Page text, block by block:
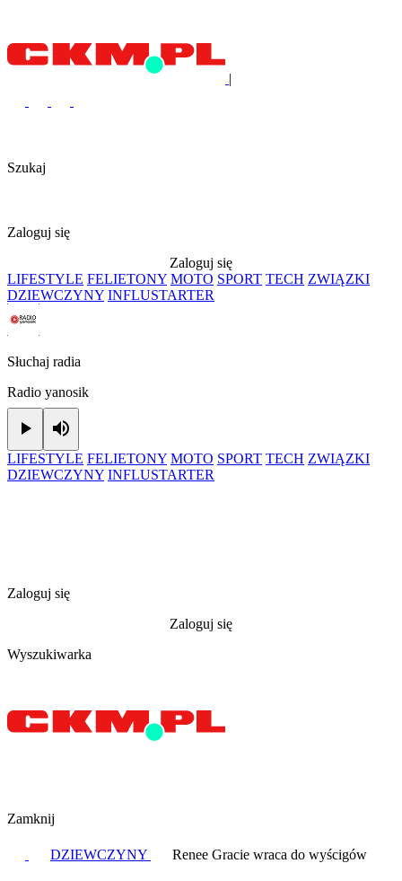
|
Szukaj
Zaloguj się
Zaloguj się
LIFESTYLE FELIETONY MOTO SPORT TECH ZWIĄZKI
DZIEWCZYNY INFLUSTARTER
Słuchaj radia
Radio yanosik
Play
LIFESTYLE FELIETONY MOTO SPORT TECH ZWIĄZKI
DZIEWCZYNY INFLUSTARTER
Zaloguj się
Zaloguj się
Wyszukiwarka
Zamknij
DZIEWCZYNY Renee Gracie wraca do wyścigów